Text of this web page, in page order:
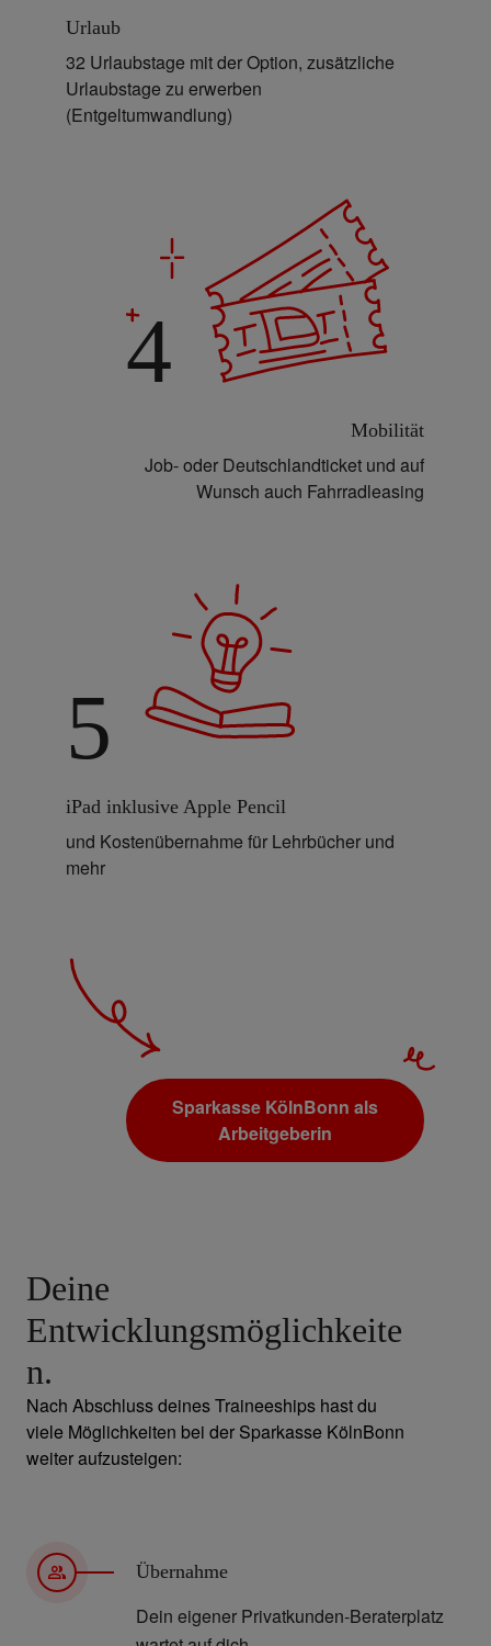
Urlaub
32 Urlaubstage mit der Option, zusätzliche
Urlaubstage zu erwerben
(Entgeltumwandlung)
4
Mobilität
Job- oder Deutschlandticket und auf
Wunsch auch Fahrradleasing
5
iPad inklusive Apple Pencil
und Kostenübernahme für Lehrbücher und
mehr
Sparkasse KölnBonn als
Arbeitgeberin
Deine
Entwicklungsmöglichkeite
n.
Nach Abschluss deines Traineeships hast du
viele Möglichkeiten bei der Sparkasse KölnBonn
weiter aufzusteigen:
Übernahme
Dein eigener Privatkunden-Beraterplatz